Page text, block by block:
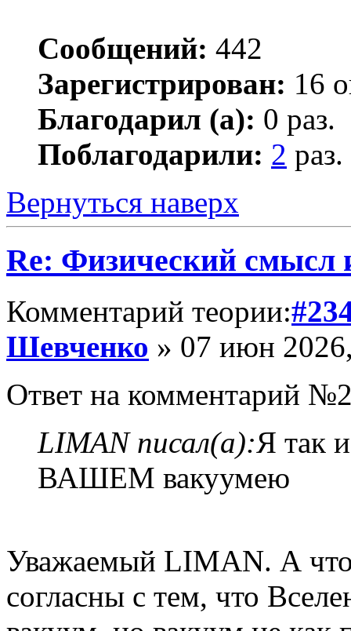
Сообщений: 442
Зарегистрирован: 16
Благодарил (а): 0 раз.
Поблагодарили: 2 раз.
Вернуться наверх
Re: Физический
Комментарий теории:
Шевченко » 07 июн
Ответ на комментарий
LIMAN писал(а):Я так
ВАШЕМ вакуумею
Уважаемый LIMAN. А
согласны с тем, что